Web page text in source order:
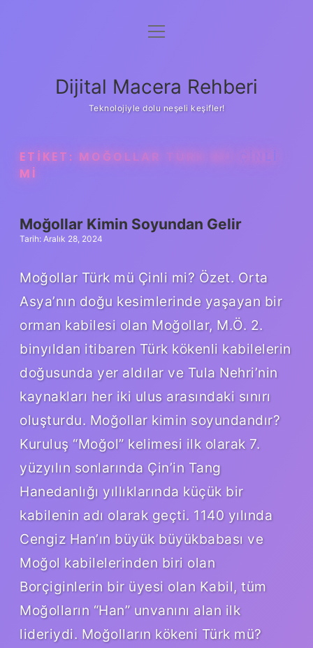
Anasayfa
Yasal Uyarı
menüyü
Dijital Macera Rehberi
Teknolojiyle dolu neşeli keşifler!
ETIKET: MOĞOLLAR TÜRK MÜ ÇINLI
MI
Moğollar Kimin Soyundan Gelir
Tarih: Aralık 28, 2024
Moğollar Türk mü Çinli mi? Özet. Orta
Asya’nın doğu kesimlerinde yaşayan bir
orman kabilesi olan Moğollar, M.Ö. 2.
binyıldan itibaren Türk kökenli kabilelerin
doğusunda yer aldılar ve Tula Nehri’nin
kaynakları her iki ulus arasındaki sınırı
oluşturdu. Moğollar kimin soyundandır?
Kuruluş “Moğol” kelimesi ilk olarak 7.
yüzyılın sonlarında Çin’in Tang
Hanedanlığı yıllıklarında küçük bir
kabilenin adı olarak geçti. 1140 yılında
Cengiz Han’ın büyük büyükbabası ve
Moğol kabilelerinden biri olan
Borçiginlerin bir üyesi olan Kabil, tüm
Moğolların “Han” unvanını alan ilk
lideriydi. Moğolların kökeni Türk mü?